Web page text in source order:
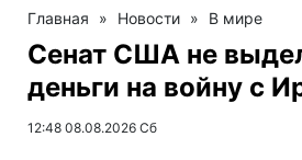
Главная » Новости » В мире
Сенат США не
деньги на войну с
12:48 08.08.2026 Сб